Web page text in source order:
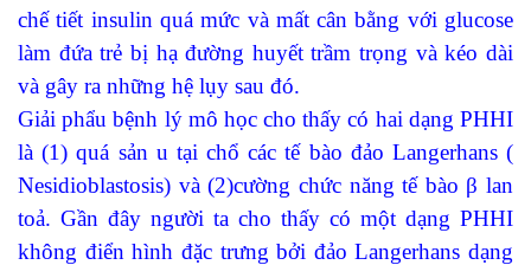
chế tiết insulin quá mức và mất cân bằng với glucose
làm đứa trẻ bị hạ đường huyết trầm trọng và kéo dài
và gây ra những hệ lụy sau đó.
Giải phẩu bệnh lý mô học cho thấy có hai dạng PHHI
là (1) quá sản u tại chổ các tế bào đảo Langerhans (
Nesidioblastosis) và (2)cường chức năng tế bào β lan
toả. Gần đây người ta cho thấy có một dạng PHHI
không điển hình đặc trưng bởi đảo Langerhans dạng